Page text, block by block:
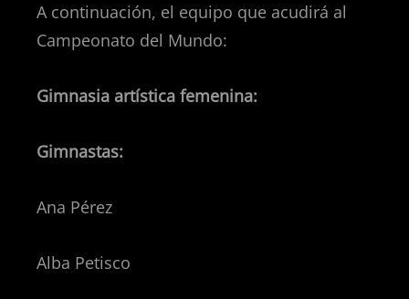
A continuación, el equipo que acudirá al
Campeonato del Mundo:
Gimnasia artística femenina:
Gimnastas:
Ana Pérez
Alba Petisco